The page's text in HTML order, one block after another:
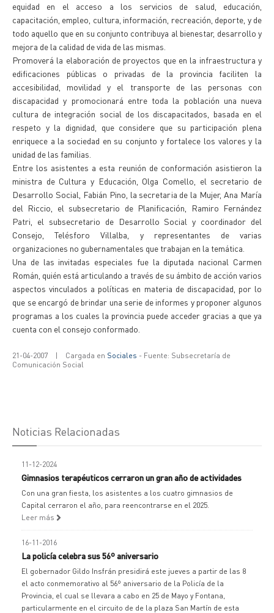
equidad en el acceso a los servicios de salud, educación,
capacitación, empleo, cultura, información, recreación, deporte, y de
todo aquello que en su conjunto contribuya al bienestar, desarrollo y
mejora de la calidad de vida de las mismas.
Promoverá la elaboración de proyectos que en la infraestructura y
edificaciones públicas o privadas de la provincia faciliten la
accesibilidad, movilidad y el transporte de las personas con
discapacidad y promocionará entre toda la población una nueva
cultura de integración social de los discapacitados, basada en el
respeto y la dignidad, que considere que su participación plena
enriquece a la sociedad en su conjunto y fortalece los valores y la
unidad de las familias.
Entre los asistentes a esta reunión de conformación asistieron la
ministra de Cultura y Educación, Olga Comello, el secretario de
Desarrollo Social, Fabián Pino, la secretaria de la Mujer, Ana María
del Riccio, el subsecretario de Planificación, Ramiro Fernández
Patri, el subsecretario de Desarrollo Social y coordinador del
Consejo, Telésforo Villalba, y representantes de varias
organizaciones no gubernamentales que trabajan en la temática.
Una de las invitadas especiales fue la diputada nacional Carmen
Román, quién está articulando a través de su ámbito de acción varios
aspectos vinculados a políticas en materia de discapacidad, por lo
que se encargó de brindar una serie de informes y proponer algunos
programas a los cuales la provincia puede acceder gracias a que ya
cuenta con el consejo conformado.
21-04-2007 | Cargada en Sociales - Fuente: Subsecretaría de
Comunicación Social
Noticias Relacionadas
11-12-2024
Gimnasios terapéuticos cerraron un gran año de actividades
Con una gran fiesta, los asistentes a los cuatro gimnasios de
Capital cerraron el año, para reencontrarse en el 2025.
Leer más
16-11-2016
La policía celebra sus 56º aniversario
El gobernador Gildo Insfrán presidirá este jueves a partir de las 8
el acto conmemorativo al 56º aniversario de la Policía de la
Provincia, el cual se llevara a cabo en 25 de Mayo y Fontana,
particularmente en el circuito de de la plaza San Martín de esta